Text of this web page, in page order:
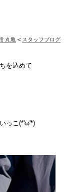
丸亀 < スタッフブログ
を込めて
っこ(*'ω'*)